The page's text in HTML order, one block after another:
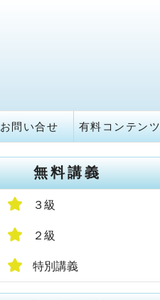
お問い合せ 有料コンテンツ
無料講義
３級
２級
特別講義